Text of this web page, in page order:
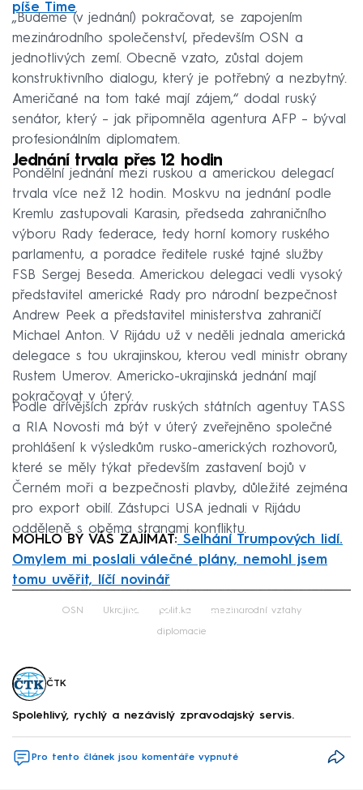
píše Time
„Budeme (v jednání) pokračovat, se zapojením
mezinárodního společenství, především OSN a
jednotlivých zemí. Obecně vzato, zůstal dojem
konstruktivního dialogu, který je potřebný a nezbytný.
Američané na tom také mají zájem,“ dodal ruský
senátor, který – jak připomněla agentura AFP – býval
profesionálním diplomatem.
Jednání trvala přes 12 hodin
Pondělní jednání mezi ruskou a americkou delegací
trvala více než 12 hodin. Moskvu na jednání podle
Kremlu zastupovali Karasin, předseda zahraničního
výboru Rady federace, tedy horní komory ruského
parlamentu, a poradce ředitele ruské tajné služby
FSB Sergej Beseda. Americkou delegaci vedli vysoký
představitel americké Rady pro národní bezpečnost
Andrew Peek a představitel ministerstva zahraničí
Michael Anton. V Rijádu už v neděli jednala americká
delegace s tou ukrajinskou, kterou vedl ministr obrany
Rustem Umerov. Americko-ukrajinská jednání mají
pokračovat v úterý.
Podle dřívějších zpráv ruských státních agentuy TASS
a RIA Novosti má být v úterý zveřejněno společné
prohlášení k výsledkům rusko-amerických rozhovorů,
které se měly týkat především zastavení bojů v
Černém moři a bezpečnosti plavby, důležité zejména
pro export obilí. Zástupci USA jednali v Rijádu
odděleně s oběma stranami konfliktu.
MOHLO BY VÁS ZAJÍMAT: Selhání Trumpových lidí.
Omylem mi poslali válečné plány, nemohl jsem
tomu uvěřit, líčí novinář
Failed to fetch
OSN Ukrajina politika mezinárodní vztahy
diplomacie
ČTK
Spolehlivý, rychlý a nezávislý zpravodajský servis.
Pro tento článek jsou komentáře vypnuté